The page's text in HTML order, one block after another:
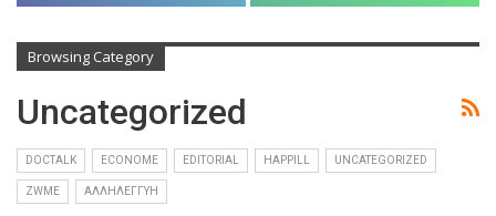
Browsing Category
Uncategorized
DOCTALK ECONOME EDITORIAL HAPPILL UNCATEGORIZED
ZWME ΑΛΛΗΛΕΓΓΎΗ